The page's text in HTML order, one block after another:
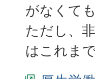
がなくて
ただし、
はこれま